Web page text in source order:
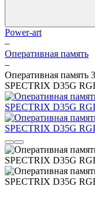
Power-art
–
Оперативная память
–
Оперативная память
SPECTRIX D35G